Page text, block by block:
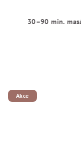
30–90 min.
Akce